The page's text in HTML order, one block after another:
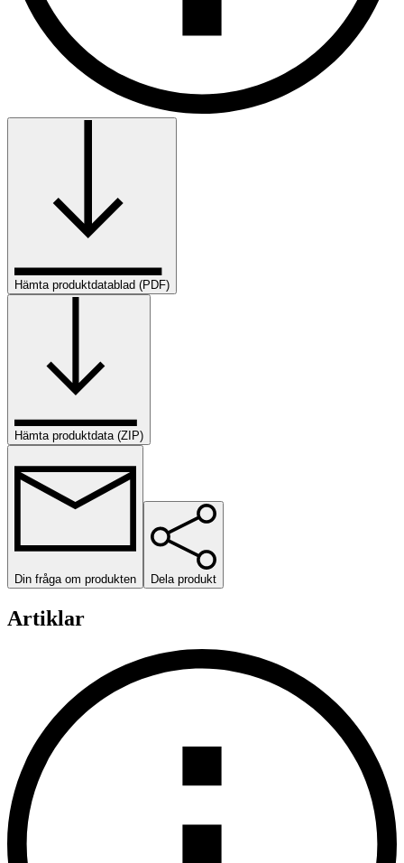
Hämta produktdatablad (PDF)
Hämta produktdata (ZIP)
Din fråga om produkten Dela produkt
Artiklar